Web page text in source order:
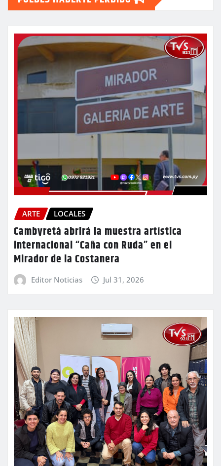
ARTE LOCALES
Cambyretá abrirá la muestra artística
internacional “Caña con Ruda” en el
Mirador de la Costanera
Editor Noticias Jul 31, 2026